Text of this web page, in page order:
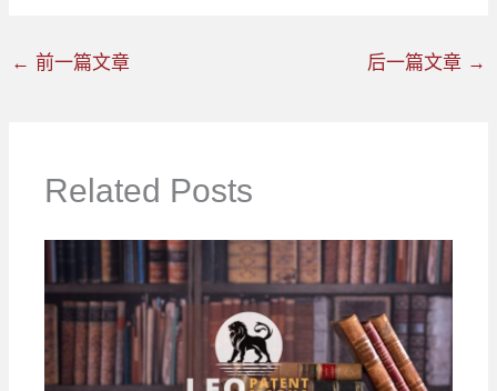
← 前一篇文章 后一篇文章 →
Related Posts